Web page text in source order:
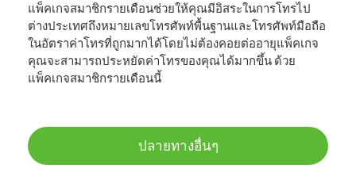
แพ็คเกจสมาชิกรายเดือนช่วยให้คุณมีอิสระในการโทรไป
ต่างประเทศถึงหมายเลขโทรศัพท์พื้นฐานและโทรศัพท์มือถือ
ในอัตราค่าโทรที่ถูกมากได้โดยไม่ต้องคอยต่ออายุแพ็คเกจ
คุณจะสามารถประหยัดค่าโทรของคุณได้มากขึ้น ด้วย
แพ็คเกจสมาชิกรายเดือนนี้
ปลายทางอื่นๆ